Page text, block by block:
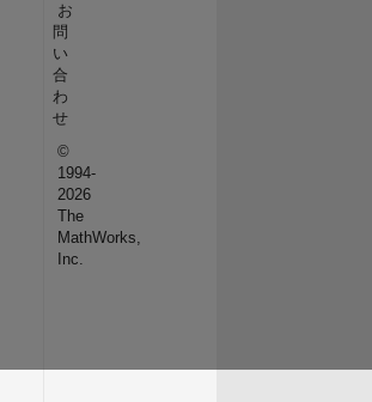
お
問
い
合
わ
せ
©
1994-
2026
The
MathWorks,
Inc.